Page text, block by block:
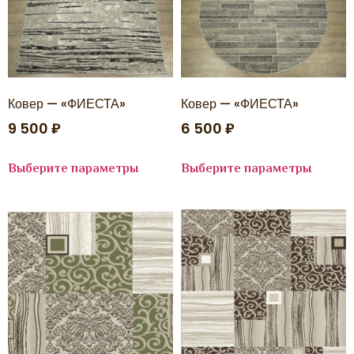
LISSABON
LITE
LOFT
LUCCI
LUNA
Marmaris
MEDINA
Messi
MIRAY
MIREY
Modena
NEGRO
NENSI
NILLI
NORD
NOVA
OASIS
Ковер — «ФИЕСТА»
9 500 ₽
Выберите параметры
Ковер — «ФИЕСТА»
6 500 ₽
Выберите параметры